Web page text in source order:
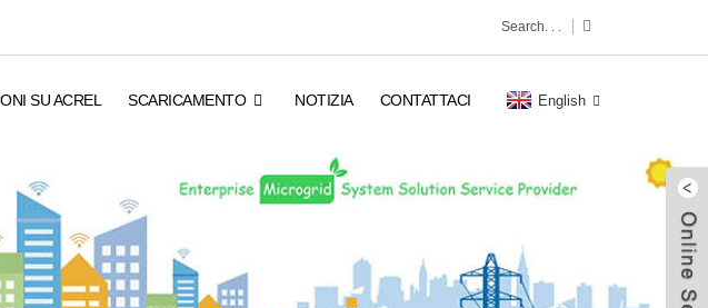
SU ACREL SCARICAMENTO NOTIZIA CONTATTACI English